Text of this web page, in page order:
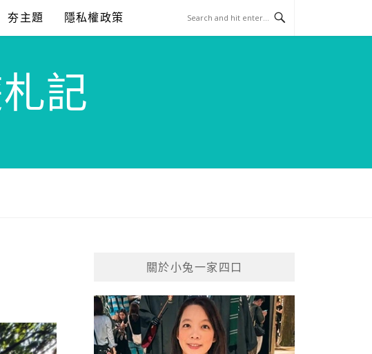
夯主題 隱私權政策
記
關於小兔一家四口